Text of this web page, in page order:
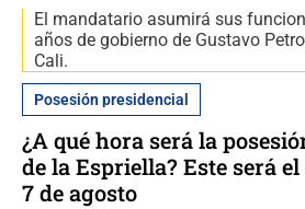
El mandatario asumirá sus
años de gobierno de Gustavo
Cali.
Posesión presidencial
¿A qué hora será la
de la Espriella? Este será
7 de agosto